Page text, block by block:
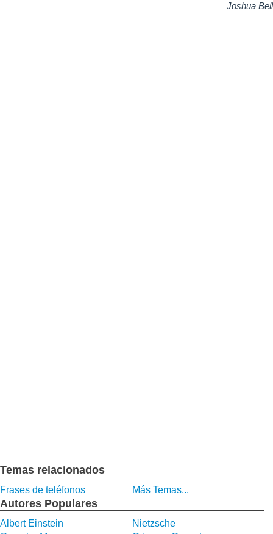
Joshua Bell
Temas relacionados
Frases de teléfonos Más Temas...
Autores Populares
Albert Einstein
Nietzsche